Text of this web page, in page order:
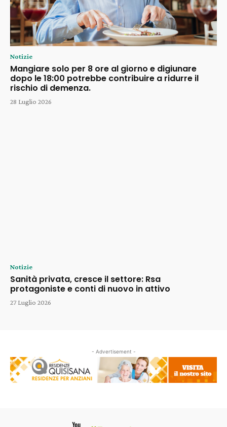
Notizie
Mangiare solo per 8 ore al giorno e digiunare
dopo le 18:00 potrebbe contribuire a ridurre il
rischio di demenza.
28 Luglio 2026
Notizie
Sanità privata, cresce il settore: Rsa
protagoniste e conti di nuovo in attivo
27 Luglio 2026
- Advertisement -